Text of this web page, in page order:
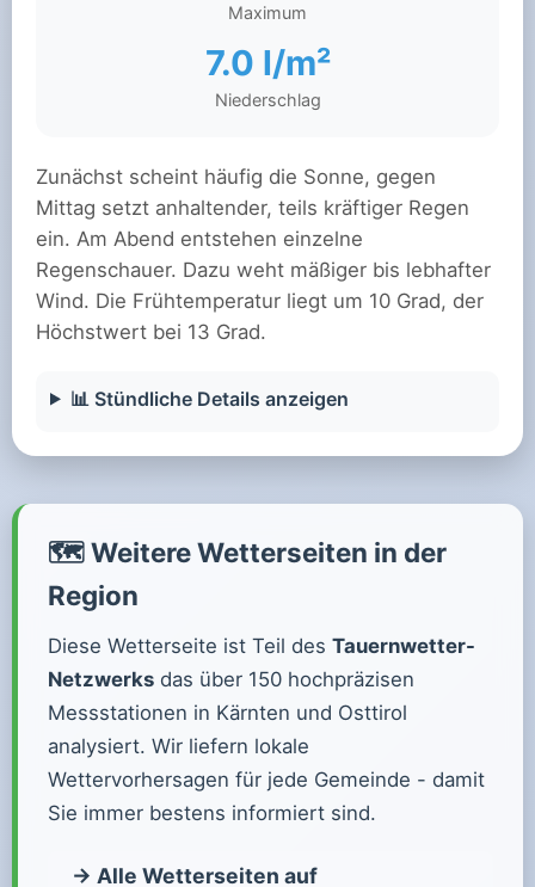
Maximum
7.0 l/m²
Niederschlag
Zunächst scheint häufig die Sonne, gegen
Mittag setzt anhaltender, teils kräftiger Regen
ein. Am Abend entstehen einzelne
Regenschauer. Dazu weht mäßiger bis lebhafter
Wind. Die Frühtemperatur liegt um 10 Grad, der
Höchstwert bei 13 Grad.
📊 Stündliche Details anzeigen
🗺️ Weitere Wetterseiten in der
Region
Diese Wetterseite ist Teil des Tauernwetter-
Netzwerks das über 150 hochpräzisen
Messstationen in Kärnten und Osttirol
analysiert. Wir liefern lokale
Wettervorhersagen für jede Gemeinde - damit
Sie immer bestens informiert sind.
→ Alle Wetterseiten auf